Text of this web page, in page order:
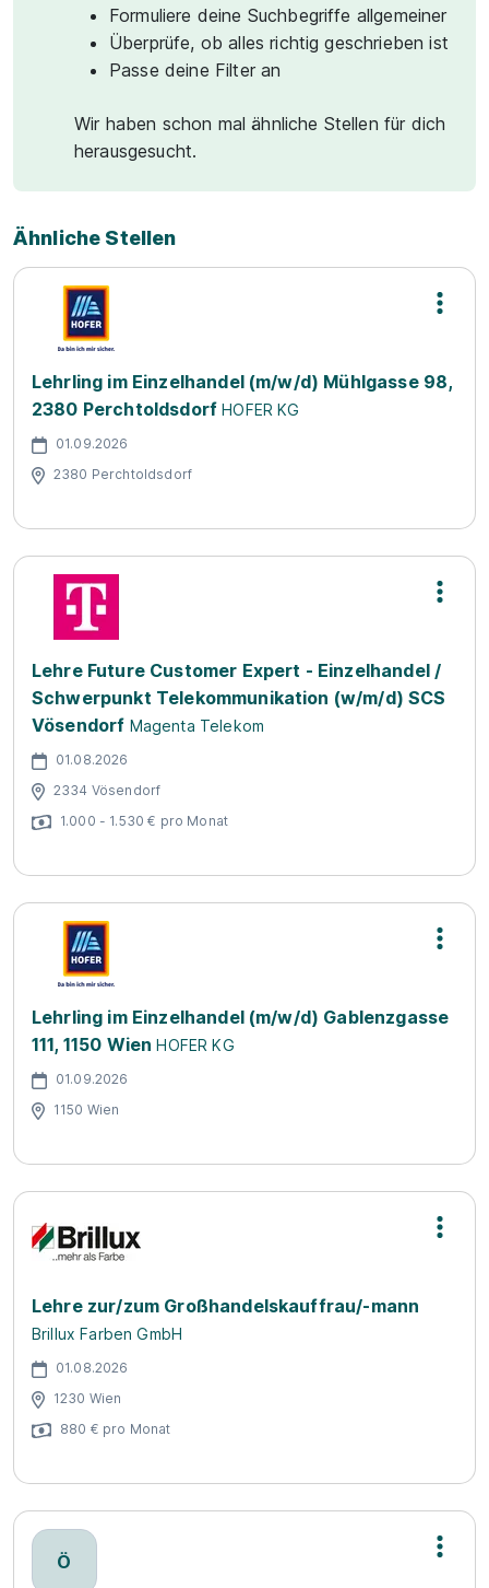
Formuliere deine Suchbegriffe allgemeiner
Überprüfe, ob alles richtig geschrieben ist
Passe deine Filter an
Wir haben schon mal ähnliche Stellen für dich
herausgesucht.
Ähnliche Stellen
Lehrling im Einzelhandel (m/w/d) Mühlgasse 98,
2380 Perchtoldsdorf HOFER KG
01.09.2026
2380 Perchtoldsdorf
Lehre Future Customer Expert - Einzelhandel /
Schwerpunkt Telekommunikation (w/m/d) SCS
Vösendorf Magenta Telekom
01.08.2026
2334 Vösendorf
1.000 - 1.530 € pro Monat
Lehrling im Einzelhandel (m/w/d) Gablenzgasse
111, 1150 Wien HOFER KG
01.09.2026
1150 Wien
Lehre zur/zum Großhandelskauffrau/-mann
Brillux Farben GmbH
01.08.2026
1230 Wien
880 € pro Monat
Ö